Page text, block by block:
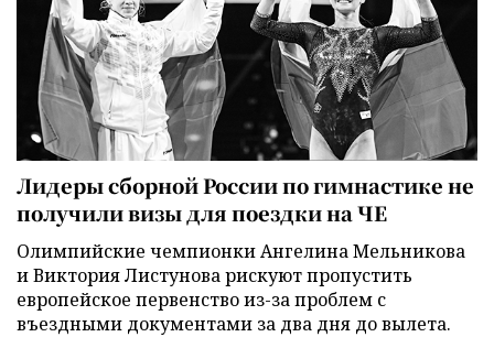
Лидеры сборной России по гимнастике не
получили визы для поездки на ЧЕ
Олимпийские чемпионки Ангелина Мельникова
и Виктория Листунова рискуют пропустить
европейское первенство из-за проблем с
въездными документами за два дня до вылета.